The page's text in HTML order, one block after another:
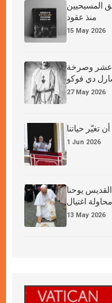
المسيحيين
منذ عقود
15 May 2026
عشر وصرخة
دي فوكو
27 May 2026
تغيّر حياتنا
1 Jun 2026
القديس يوحنا
اغتيال
13 May 2026